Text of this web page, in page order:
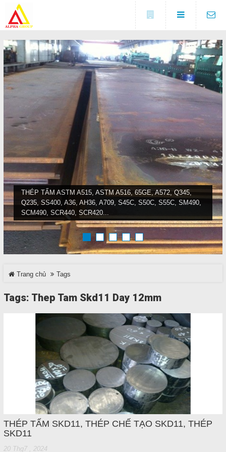
THÉP TẤM ASTM A515, ASTM A516, 65GE, A572, Q345,
Q235, SS400, A36, AH36, A709, S45C, S50C, S55C, SM490,
SCM490, SCR440, SCR420...
Trang chủ Tags
Tags: Thep Tam Skd11 Day 12mm
THÉP TẤM SKD11, THÉP CHẾ TẠO SKD11, THÉP
SKD11
20 Thg7 , 2024
DANH MỤC
Sản phẩm
Liên hệ
Đóng
TRÊN MẠNG XÃ HỘI
Facebook
Google
LinkedIn
LIÊN HỆ
HotLine
0937 682 789
LIÊN HỆ
Địa chỉ
Số 5A, KCX Linh Trung 1, P
Linh Trung, TP. Thủ Đức, TP.
HCM
0937682789
(0274) 3729 333
COPYRIGHT 2016. ALL RIGHTS RESERVED